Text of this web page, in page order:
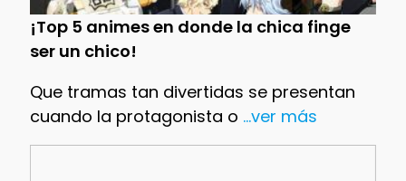
¡Top 5 animes en donde la chica finge
ser un chico!
Que tramas tan divertidas se presentan
cuando la protagonista o ...ver más